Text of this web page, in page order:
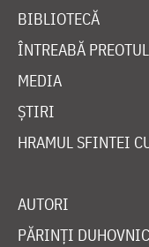
BIBLIOTECĂ
ÎNTREABĂ PREOTUL
MEDIA
ȘTIRI
HRAMUL SFINTEI
AUTORI
PĂRINȚI